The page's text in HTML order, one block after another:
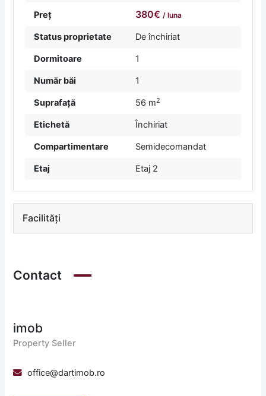
Preț 380€ / luna
Status proprietate De închiriat
Dormitoare 1
Număr băi 1
Suprafață 56 m2
Etichetă Închiriat
Compartimentare Semidecomandat
Etaj Etaj 2
Facilități
Contact
imob
Property Seller
office@dartimob.ro